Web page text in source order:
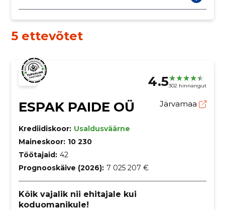
5 ettevõtet
4.5302 hinnangut
ESPAK PAIDE OÜ Järvamaa
Krediidiskoor: Usaldusväärne
Maineskoor: 10 230
Töötajaid: 42
Prognooskäive (2026): 7 025 207 €
Kõik vajalik nii ehitajale kui
koduomanikule!